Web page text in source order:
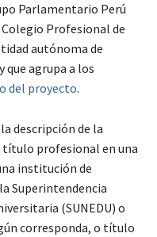
Parlamentario Perú
Profesional de
autónoma de
que agrupa a los
del proyecto.
descripción de la
título profesional en una
institución de
Superintendencia
(SUNEDU) o
corresponda, o título